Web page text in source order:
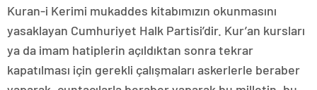
Kuran-i Kerimi mukaddes kitabımızın okunmasını
yasaklayan Cumhuriyet Halk Partisi’dir. Kur’an kursları
ya da imam hatiplerin açıldıktan sonra tekrar
kapatılması için gerekli çalışmaları askerlerle beraber